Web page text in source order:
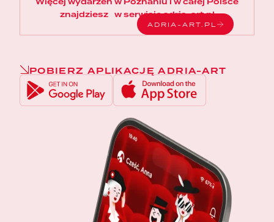
znajdziesz w serwisie adria-art.pl
ADRIA-ART.PL
POBIERZ APLIKACJĘ ADRIA-ART